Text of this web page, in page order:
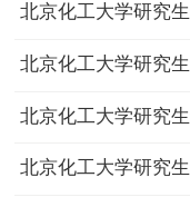
北京化工大学研究
北京化工大学研究
北京化工大学研究
北京化工大学研究